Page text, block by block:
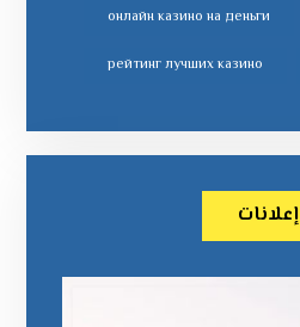
онлайн казино на деньги
рейтинг лучших казино
إعلانات